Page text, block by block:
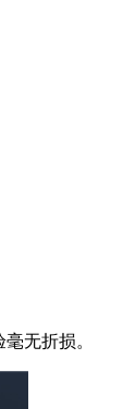
无折损。